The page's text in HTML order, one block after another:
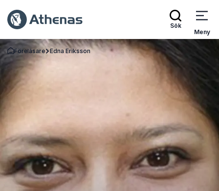
Sök
Meny
Gå tillbaka till startsidan
Föreläsare Edna Eriksson